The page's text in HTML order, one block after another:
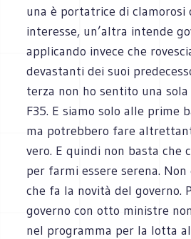
una è portatrice di
interesse, un’altra intende
applicando invece che
devastanti dei suoi
terza non ho sentito una
F35. E siamo solo alle prime
ma potrebbero fare
vero. E quindi non basta che
per farmi essere serena. Non
che fa la novità del governo.
governo con otto ministre
nel programma per la lotta